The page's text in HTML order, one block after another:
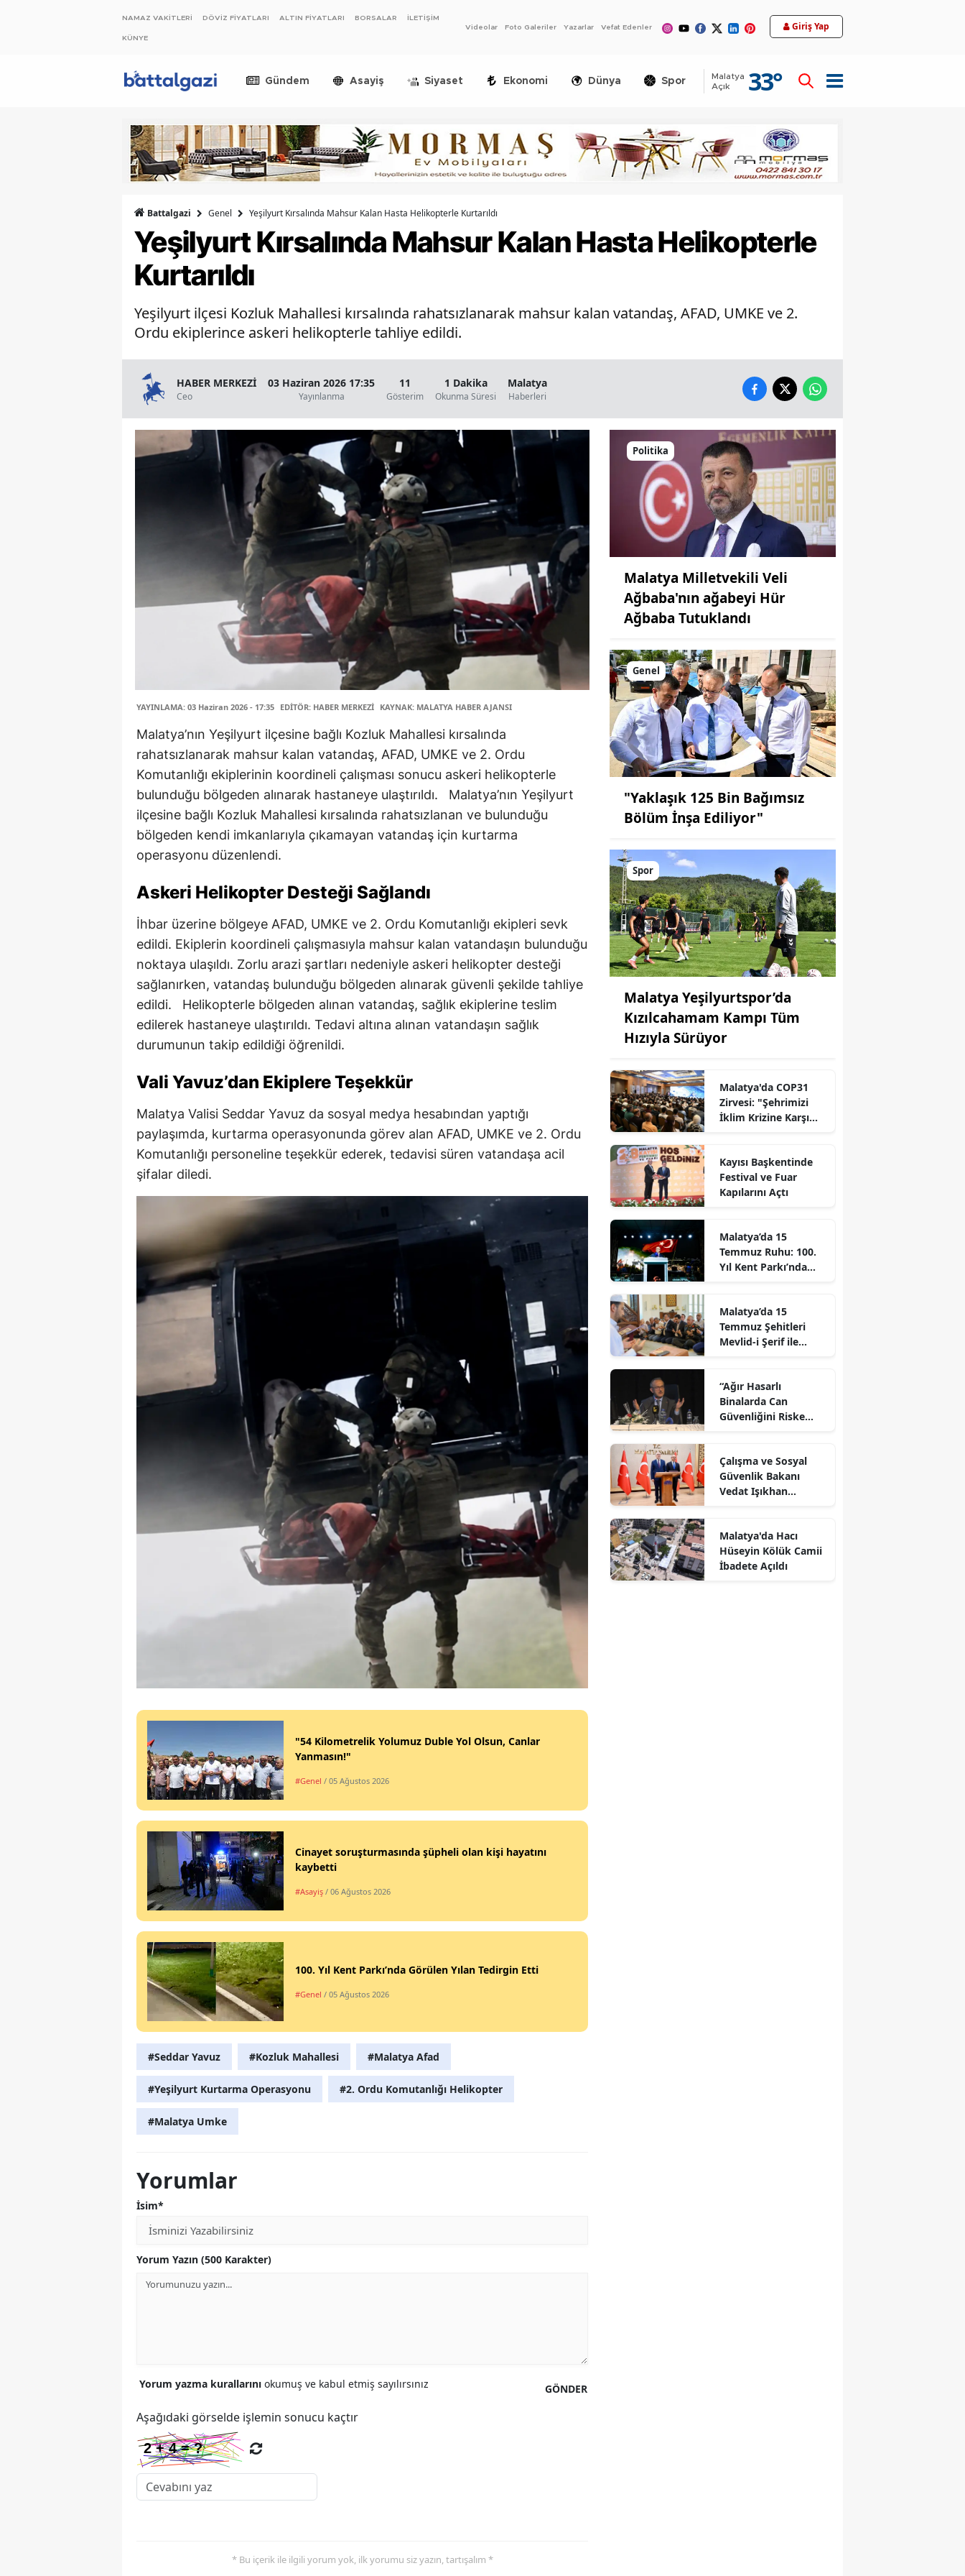
NAMAZ VAKİTLERİ DÖVİZ FİYATLARI ALTIN FİYATLARI BORSALAR İLETİŞİM
KÜNYE
Videolar Foto Galeriler Yazarlar Vefat Edenler Giriş Yap
Gündem Asayiş Siyaset Ekonomi Dünya Spor Teknoloji
Malatya
Açık
33°
Battalgazi Genel Yeşilyurt Kırsalında Mahsur Kalan Hasta Helikopterle Kurtarıldı
Yeşilyurt Kırsalında Mahsur Kalan Hasta Helikopterle
Kurtarıldı
Yeşilyurt ilçesi Kozluk Mahallesi kırsalında rahatsızlanarak mahsur kalan vatandaş, AFAD, UMKE ve 2.
Ordu ekiplerince askeri helikopterle tahliye edildi.
HABER MERKEZİ
Ceo
03 Haziran 2026 17:35
Yayınlanma
11
Gösterim
1 Dakika
Okunma Süresi
Malatya
Haberleri
YAYINLAMA: 03 Haziran 2026 - 17:35 EDİTÖR: HABER MERKEZİ KAYNAK: MALATYA HABER AJANSI
Malatya’nın Yeşilyurt ilçesine bağlı Kozluk Mahallesi kırsalında
rahatsızlanarak mahsur kalan vatandaş, AFAD, UMKE ve 2. Ordu
Komutanlığı ekiplerinin koordineli çalışması sonucu askeri helikopterle
bulunduğu bölgeden alınarak hastaneye ulaştırıldı. Malatya’nın Yeşilyurt
ilçesine bağlı Kozluk Mahallesi kırsalında rahatsızlanan ve bulunduğu
bölgeden kendi imkanlarıyla çıkamayan vatandaş için kurtarma
operasyonu düzenlendi.
Askeri Helikopter Desteği Sağlandı
İhbar üzerine bölgeye AFAD, UMKE ve 2. Ordu Komutanlığı ekipleri sevk
edildi. Ekiplerin koordineli çalışmasıyla mahsur kalan vatandaşın bulunduğu
noktaya ulaşıldı. Zorlu arazi şartları nedeniyle askeri helikopter desteği
sağlanırken, vatandaş bulunduğu bölgeden alınarak güvenli şekilde tahliye
edildi. Helikopterle bölgeden alınan vatandaş, sağlık ekiplerine teslim
edilerek hastaneye ulaştırıldı. Tedavi altına alınan vatandaşın sağlık
durumunun takip edildiği öğrenildi.
Vali Yavuz’dan Ekiplere Teşekkür
Malatya Valisi Seddar Yavuz da sosyal medya hesabından yaptığı
paylaşımda, kurtarma operasyonunda görev alan AFAD, UMKE ve 2. Ordu
Komutanlığı personeline teşekkür ederek, tedavisi süren vatandaşa acil
şifalar diledi.
"54 Kilometrelik Yolumuz Duble Yol Olsun, Canlar
Yanmasın!"
#Genel / 05 Ağustos 2026
Cinayet soruşturmasında şüpheli olan kişi hayatını
kaybetti
#Asayiş / 06 Ağustos 2026
100. Yıl Kent Parkı’nda Görülen Yılan Tedirgin Etti
#Genel / 05 Ağustos 2026
#Seddar Yavuz #Kozluk Mahallesi #Malatya Afad
#Yeşilyurt Kurtarma Operasyonu #2. Ordu Komutanlığı Helikopter
#Malatya Umke
Yorumlar
İsim*
Yorum Yazın (500 Karakter)
GÖNDER
Yorum yazma kurallarını okumuş ve kabul etmiş sayılırsınız
Aşağıdaki görselde işlemin sonucu kaçtır
* Bu içerik ile ilgili yorum yok, ilk yorumu siz yazın, tartışalım *
Politika
Malatya Milletvekili Veli
Ağbaba'nın ağabeyi Hür
Ağbaba Tutuklandı
Genel
"Yaklaşık 125 Bin Bağımsız
Bölüm İnşa Ediliyor"
Spor
Malatya Yeşilyurtspor’da
Kızılcahamam Kampı Tüm
Hızıyla Sürüyor
Malatya'da COP31
Zirvesi: "Şehrimizi
İklim Krizine Karşı
Kayısı Başkentinde
Festival ve Fuar
Kapılarını Açtı
Malatya’da 15
Temmuz Ruhu: 100.
Yıl Kent Parkı’nda
Malatya’da 15
Temmuz Şehitleri
Mevlid-i Şerif ile
“Ağır Hasarlı
Binalarda Can
Güvenliğini Riske
Çalışma ve Sosyal
Güvenlik Bakanı
Vedat Işıkhan
Malatya'da Hacı
Hüseyin Kölük Camii
İbadete Açıldı